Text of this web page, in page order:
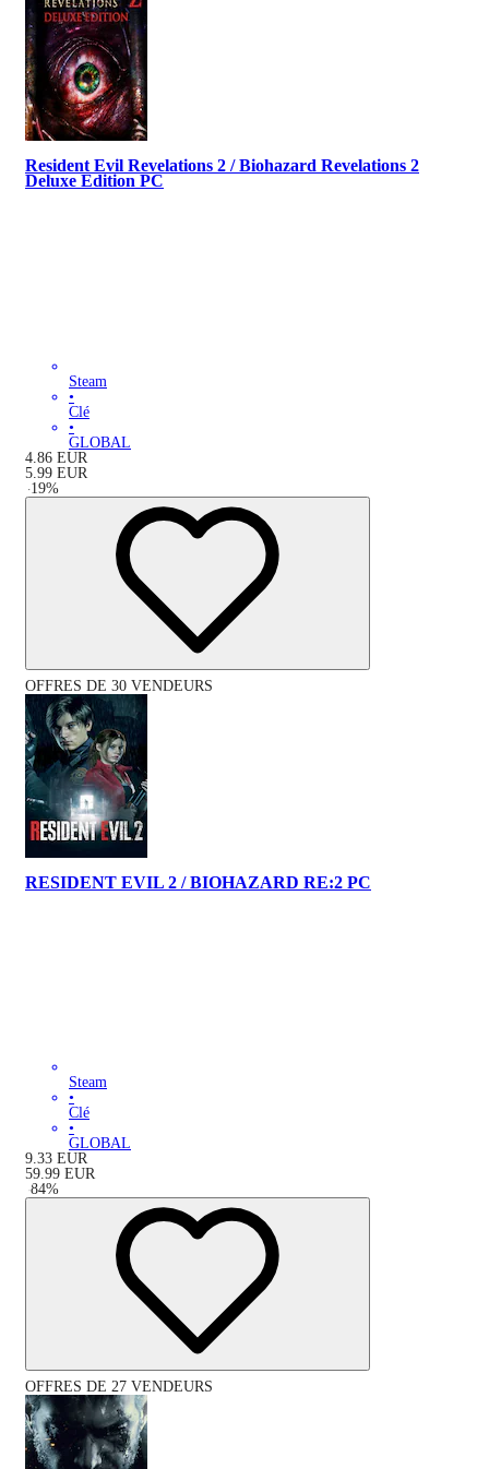
Resident Evil Revelations 2 / Biohazard Revelations 2
Deluxe Edition PC
Steam
•
Clé
•
GLOBAL
4.86 EUR
5.99 EUR
-19%
OFFRES DE 30 VENDEURS
RESIDENT EVIL 2 / BIOHAZARD RE:2 PC
Steam
•
Clé
•
GLOBAL
9.33 EUR
59.99 EUR
-84%
OFFRES DE 27 VENDEURS